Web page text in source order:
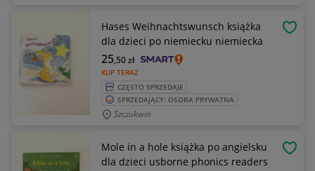
Hases Weihnachtswunsch książka
dla dzieci po niemiecku niemiecka
KUP TERAZ
25,50zł
CZĘSTO SPRZEDAJE
SPRZEDAJĄCY: OSOBA PRYWATNA
Szczukwin
Mole in a hole książka po angielsku
dla dzieci usborne phonics readers